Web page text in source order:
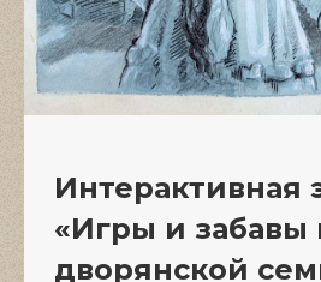
Интерактивная
«Игры и забавы
дворянской